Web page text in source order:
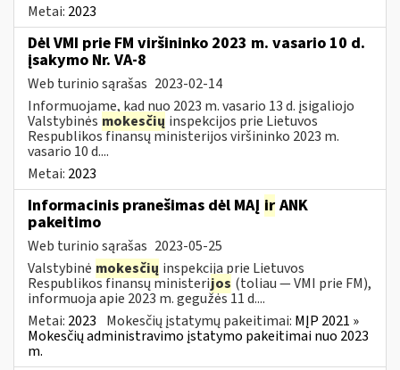
Metai: 2023
Dėl VMI prie FM viršininko 2023 m. vasario 10 d.
įsakymo Nr. VA-8
Web turinio sąrašas 2023-02-14
Informuojame, kad nuo 2023 m. vasario 13 d. įsigaliojo
Valstybinės mokesčių inspekcijos prie Lietuvos
Respublikos finansų ministerijos viršininko 2023 m.
vasario 10 d....
Metai: 2023
Informacinis pranešimas dėl MAĮ ir ANK
pakeitimo
Web turinio sąrašas 2023-05-25
Valstybinė mokesčių inspekcija prie Lietuvos
Respublikos finansų ministerijos (toliau — VMI prie FM),
informuoja apie 2023 m. gegužės 11 d....
Metai: 2023 Mokesčių įstatymų pakeitimai: MĮP 2021 »
Mokesčių administravimo įstatymo pakeitimai nuo 2023
m.